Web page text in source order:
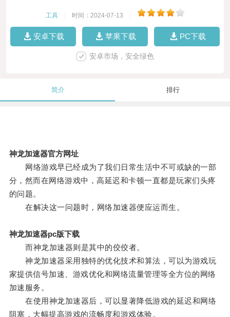
工具 时间：2024-07-13
安卓下载 苹果下载 PC下载
安卓市场，安全绿色
简介 排行
神龙加速器官方网址
网络游戏早已经成为了我们日常生活中不可或缺的一部
分，然而在网络游戏中，高延迟和卡顿一直都是玩家们头疼
的问题。
在解决这一问题时，网络加速器便应运而生。
神龙加速器pc版下载
而神龙加速器则是其中的佼佼者。
神龙加速器采用独特的优化技术和算法，可以为游戏玩
家提供信号加速、游戏优化和网络流量管理等全方位的网络
加速服务。
在使用神龙加速器后，可以显著降低游戏的延迟和网络
阻塞，大幅提高游戏的流畅度和游戏体验。